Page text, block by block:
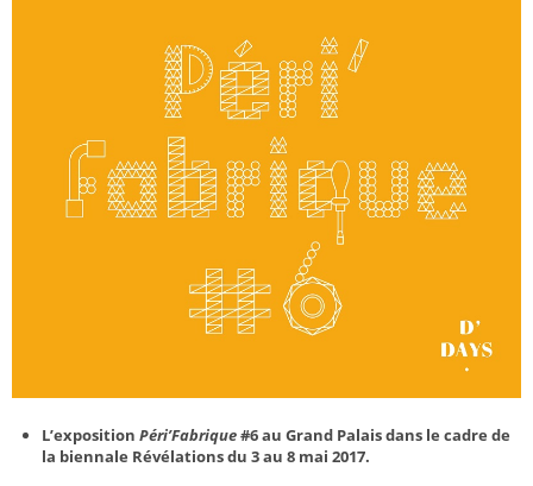
L’exposition Péri’Fabrique#6 au Grand Palais dans le cadre de
la biennale Révélations du 3 au 8 mai 2017.